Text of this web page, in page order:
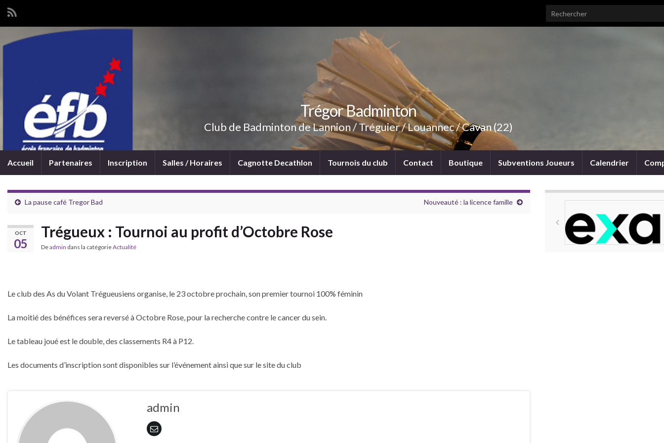
Search for:
Trégor Badminton
Club de Badminton de Lannion / Tréguier / Louannec / Cavan (22)
Accueil Partenaires Inscription Salles / Horaires Cagnotte Decathlon Tournois du club Contact Boutique Subventions Joueurs Calendrier
La pause café Tregor Bad Nouveauté : la licence famille
OCT
05
Trégueux : Tournoi au profit d’Octobre Rose
Deadmin dans la catégorieActualité
Le club des As du Volant Trégueusiens organise, le 23 octobre prochain, son premier tournoi 100% féminin
La moitié des bénéfices sera reversé à Octobre Rose, pour la recherche contre le cancer du sein.
Le tableau joué est le double, des classements R4 à P12.
Les documents d’inscription sont disponibles sur l’événement ainsi que sur le site du club
admin